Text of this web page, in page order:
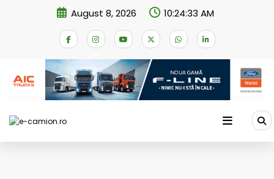
August 8, 2026 10:24:34 AM